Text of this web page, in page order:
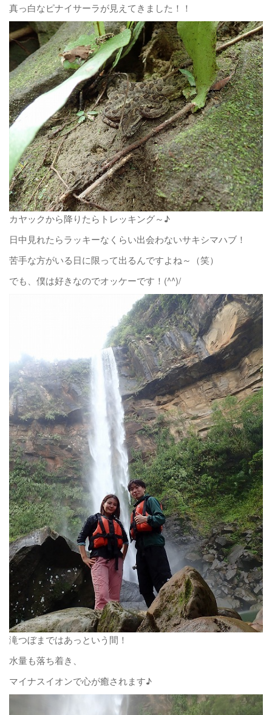
真っ白なピナイサーラが見えてきました！！
カヤックから降りたらトレッキング～♪
日中見れたらラッキーなくらい出会わないサキシマハブ！
苦手な方がいる日に限って出るんですよね～（笑）
でも、僕は好きなのでオッケーです！(^^)/
滝つぼまではあっという間！
水量も落ち着き、
マイナスイオンで心が癒されます♪